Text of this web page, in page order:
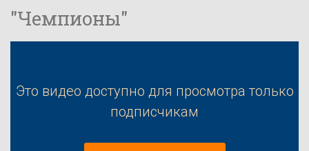
"Чемпионы"
Это видео доступно для просмотра только
подписчикам